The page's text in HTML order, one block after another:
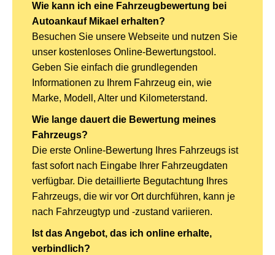
Wie kann ich eine Fahrzeugbewertung bei
Autoankauf Mikael erhalten?
Besuchen Sie unsere Webseite und nutzen Sie
unser kostenloses Online-Bewertungstool.
Geben Sie einfach die grundlegenden
Informationen zu Ihrem Fahrzeug ein, wie
Marke, Modell, Alter und Kilometerstand.
Wie lange dauert die Bewertung meines
Fahrzeugs?
Die erste Online-Bewertung Ihres Fahrzeugs ist
fast sofort nach Eingabe Ihrer Fahrzeugdaten
verfügbar. Die detaillierte Begutachtung Ihres
Fahrzeugs, die wir vor Ort durchführen, kann je
nach Fahrzeugtyp und -zustand variieren.
Ist das Angebot, das ich online erhalte,
verbindlich?